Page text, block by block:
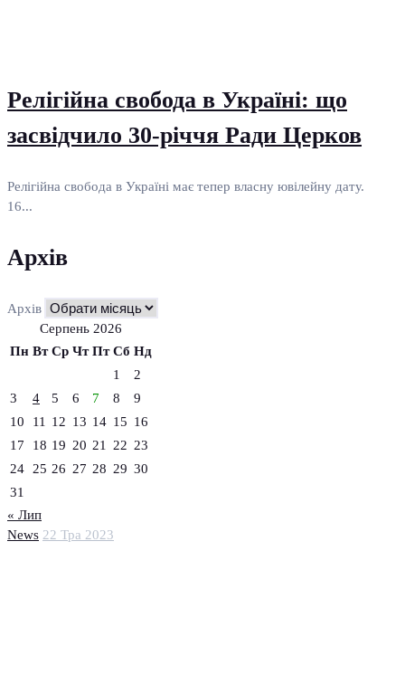
News 22 Тра 2023
Релігійна свобода в Україні: що
засвідчило 30-річчя Ради Церков
Релігійна свобода в Україні має тепер власну ювілейну дату.
16...
Архів
Архів
Серпень 2026
Пн Вт Ср Чт Пт Сб Нд
1
2
3
4 5 6 7 8
9
10
11 12 13 14 15 16
17
18 19 20 21 22 23
24
25 26 27 28 29 30
31
« Лип